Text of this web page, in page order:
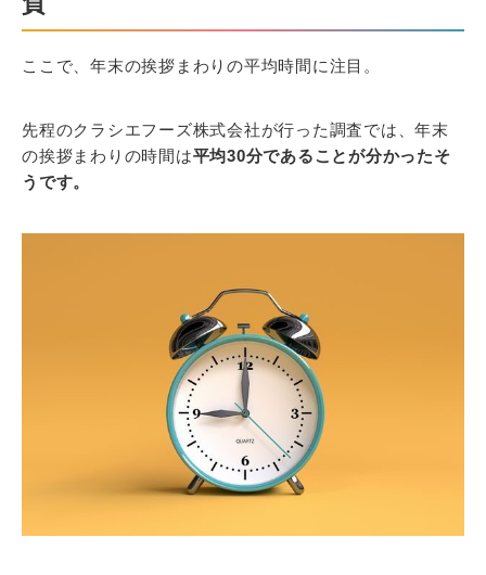
ここで、年末の挨拶まわりの平均時間に注目。
先程のクラシエフーズ株式会社が行った調査では、年末
の挨拶まわりの時間は平均30分であることが分かったそ
うです。